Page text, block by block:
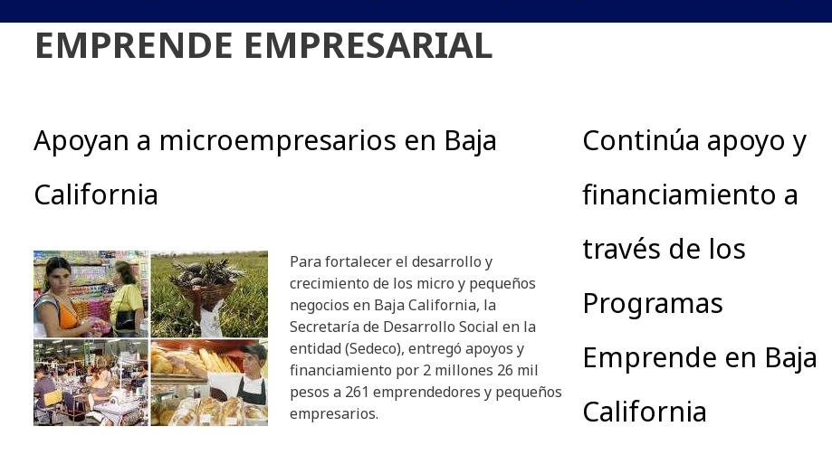
EMPRENDE EMPRESARIAL
Apoyan a microempresarios en Baja
California
Para fortalecer el desarrollo y
crecimiento de los micro y pequeños
negocios en Baja California, la
Secretaría de Desarrollo Social en la
entidad (Sedeco), entregó apoyos y
financiamiento por 2 millones 26 mil
pesos a 261 emprendedores y pequeños
empresarios.
Continúa apoyo y
financiamiento a
través de los
Programas
Emprende en Baja
California